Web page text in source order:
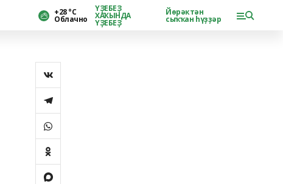
+28 °С
Облачно
ҮҘЕБЕҘ
ХАҠЫНДА
ҮҘЕБЕҘ
Йөрәктән
сыҡҡан һүҙҙәр